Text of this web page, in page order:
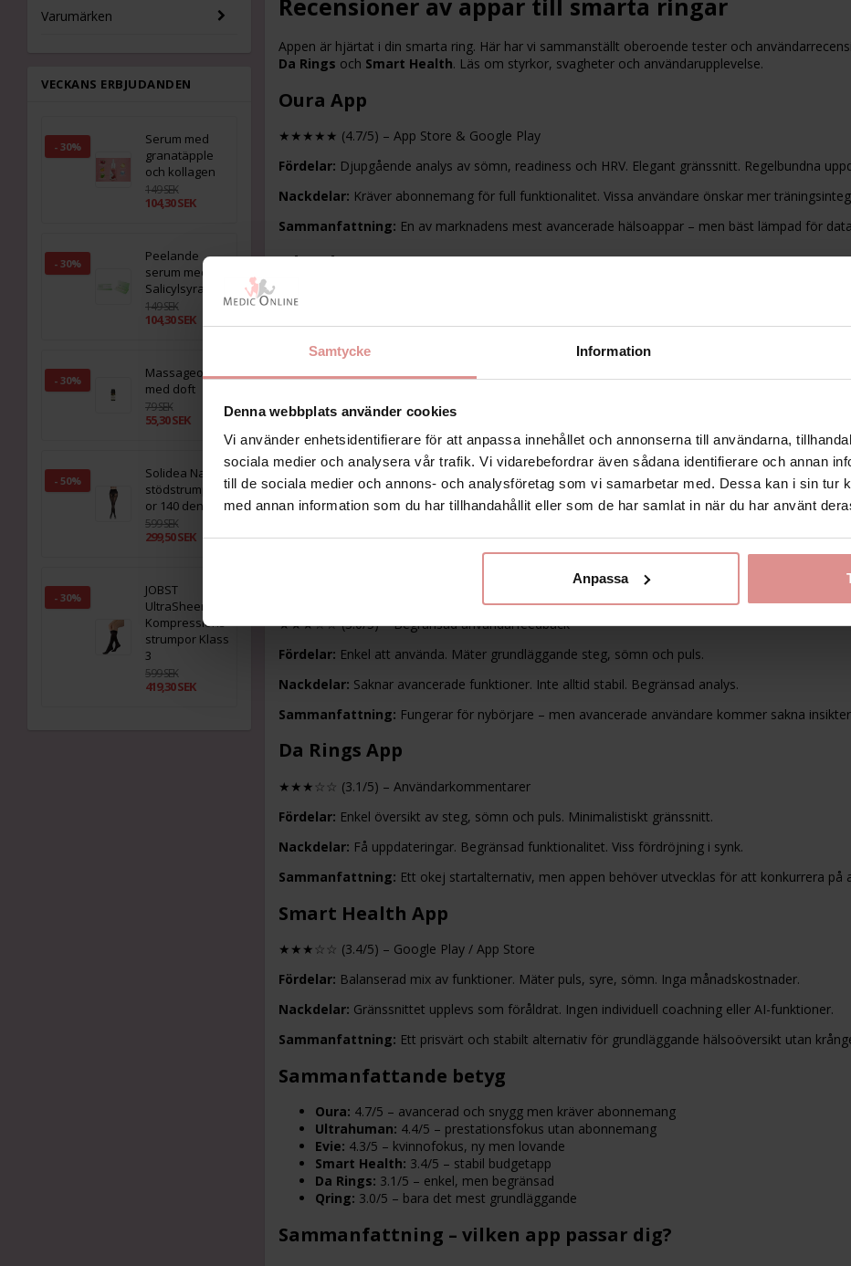
Samtycke Information
Denna webbplats använder cookies
Vi använder enhetsidentifierare för att anpassa innehållet och annonserna till användarna,
sociala medier och analysera vår trafik. Vi vidarebefordrar även sådana identifierare och annan
till de sociala medier och annons- och analysföretag som vi samarbetar med. Dessa kan i sin tur
med annan information som du har tillhandahållit eller som de har samlat in när du har använt
Anpassa
Varumärken
VECKANS ERBJUDANDEN
- 30%
Serum med
granatäpple
och kollagen
149 SEK
104,30 SEK
- 30%
Peelande
serum med
Salicylsyra
149 SEK
104,30 SEK
- 30%
Massageolja
med doft
79 SEK
55,30 SEK
- 50%
Solidea Naomi
stödstrumpbyx
or 140 den
599 SEK
299,50 SEK
- 30%
JOBST
UltraSheer
Kompressions
strumpor Klass
3
599 SEK
419,30 SEK
Recensioner av appar till smarta ringar
Appen är hjärtat i din smarta ring. Här har vi sammanställt oberoende tester och
Da Rings och Smart Health. Läs om styrkor, svagheter och användarupplevelse.
Oura App
★★★★★ (4.7/5) – App Store & Google Play
Fördelar: Djupgående analys av sömn, readiness och HRV. Elegant gränssnitt. Regelbundna
Nackdelar: Kräver abonnemang för full funktionalitet. Vissa användare önskar mer
Sammanfattning: En av marknadens mest avancerade hälsoappar – men bäst lämpad för
Ultrahuman App
★★★★☆ (4.4/5)
Fördelar:Snygg, futuristisk app med fokus på metabolism, HRV och prestation. Ingen
Nackdelar:Mindre fokus på kvinnor och cykelspårning. En del användare upplever att UI är
Evie App (Movano)
★★★★☆ (4.3/5)– Early user feedback
Fördelar:Designad för kvinnor – tydlig cykelspårning, välmående och återhämtning. Inga dolda
En app med stor potential, särskilt för kvinnor som vill ha en balanserad
★★★☆☆ (3.0/5)– Begränsad användarfeedback
Fördelar: Enkel att använda. Mäter grundläggande steg, sömn och puls.
Nackdelar: Saknar avancerade funktioner. Inte alltid stabil. Begränsad analys.
Sammanfattning: Fungerar för nybörjare – men avancerade användare kommer sakna
Da Rings App
★★★☆☆ (3.1/5) – Användarkommentarer
Fördelar: Enkel översikt av steg, sömn och puls. Minimalistiskt gränssnitt.
Nackdelar: Få uppdateringar. Begränsad funktionalitet. Viss fördröjning i synk.
Sammanfattning: Ett okej startalternativ, men appen behöver utvecklas för att konkurrera på
Smart Health App
★★★☆☆ (3.4/5) – Google Play / App Store
Fördelar: Balanserad mix av funktioner. Mäter puls, syre, sömn. Inga månadskostnader.
Nackdelar: Gränssnittet upplevs som föråldrat. Ingen individuell coachning eller AI-funktioner.
Sammanfattning: Ett prisvärt och stabilt alternativ för grundläggande hälsoöversikt utan
Sammanfattande betyg
Oura: 4.7/5 – avancerad och snygg men kräver abonnemang
Ultrahuman: 4.4/5 – prestationsfokus utan abonnemang
Evie: 4.3/5 – kvinnofokus, ny men lovande
Smart Health: 3.4/5 – stabil budgetapp
Da Rings: 3.1/5 – enkel, men begränsad
Qring: 3.0/5 – bara det mest grundläggande
Sammanfattning – vilken app passar dig?